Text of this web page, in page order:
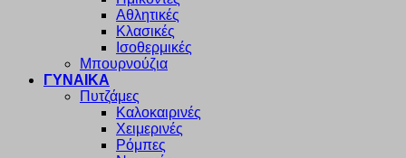
Αθλητικές
Κλασικές
Ισοθερμικές
Μπουρνούζια
ΓΥΝΑΙΚΑ
Πυτζάμες
Καλοκαιρινές
Χειμερινές
Ρόμπες